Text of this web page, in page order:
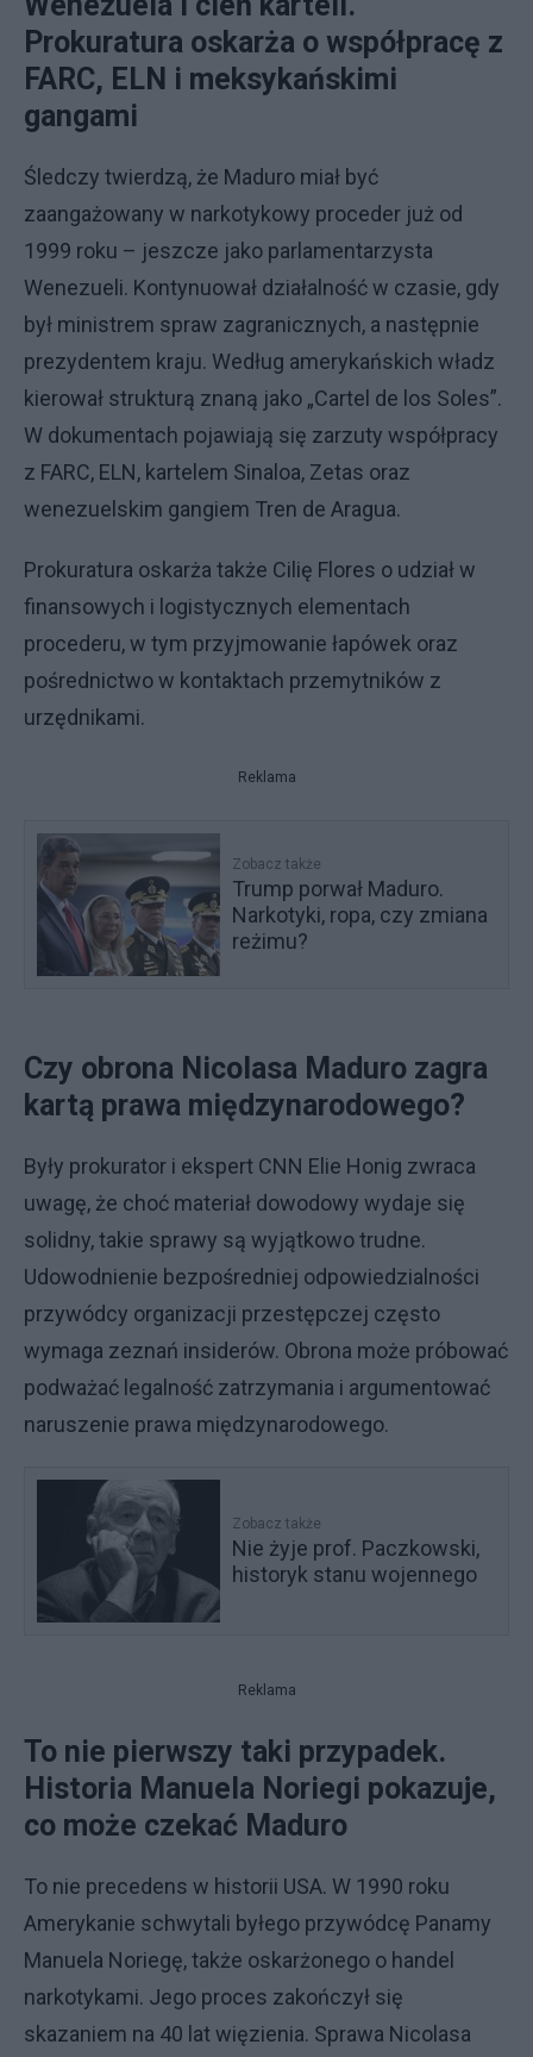
Prokuratura oskarża o współpracę z
FARC, ELN i meksykańskimi
gangami
Śledczy twierdzą, że Maduro miał być
zaangażowany w narkotykowy proceder już od
1999 roku – jeszcze jako parlamentarzysta
Wenezueli. Kontynuował działalność w czasie, gdy
był ministrem spraw zagranicznych, a następnie
prezydentem kraju. Według amerykańskich władz
kierował strukturą znaną jako „Cartel de los Soles”.
W dokumentach pojawiają się zarzuty współpracy
z FARC, ELN, kartelem Sinaloa, Zetas oraz
wenezuelskim gangiem Tren de Aragua.
Prokuratura oskarża także Cilię Flores o udział w
finansowych i logistycznych elementach
procederu, w tym przyjmowanie łapówek oraz
pośrednictwo w kontaktach przemytników z
urzędnikami.
Reklama
Zobacz także
Trump porwał Maduro.
Narkotyki, ropa, czy zmiana
reżimu?
Czy obrona Nicolasa Maduro zagra
kartą prawa międzynarodowego?
Były prokurator i ekspert CNN Elie Honig zwraca
uwagę, że choć materiał dowodowy wydaje się
solidny, takie sprawy są wyjątkowo trudne.
Udowodnienie bezpośredniej odpowiedzialności
przywódcy organizacji przestępczej często
wymaga zeznań insiderów. Obrona może próbować
podważać legalność zatrzymania i argumentować
naruszenie prawa międzynarodowego.
Zobacz także
Nie żyje prof. Paczkowski,
historyk stanu wojennego
Reklama
To nie pierwszy taki przypadek.
Historia Manuela Noriegi pokazuje,
co może czekać Maduro
To nie precedens w historii USA. W 1990 roku
Amerykanie schwytali byłego przywódcę Panamy
Manuela Noriegę, także oskarżonego o handel
narkotykami. Jego proces zakończył się
skazaniem na 40 lat więzienia. Sprawa Nicolasa